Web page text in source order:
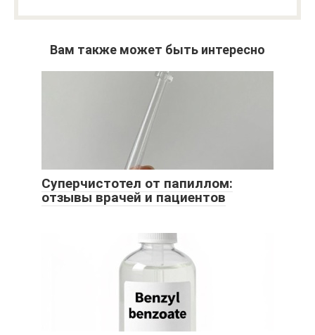
Вам также может быть интересно
Суперчистотел от папиллом:
отзывы врачей и пациентов